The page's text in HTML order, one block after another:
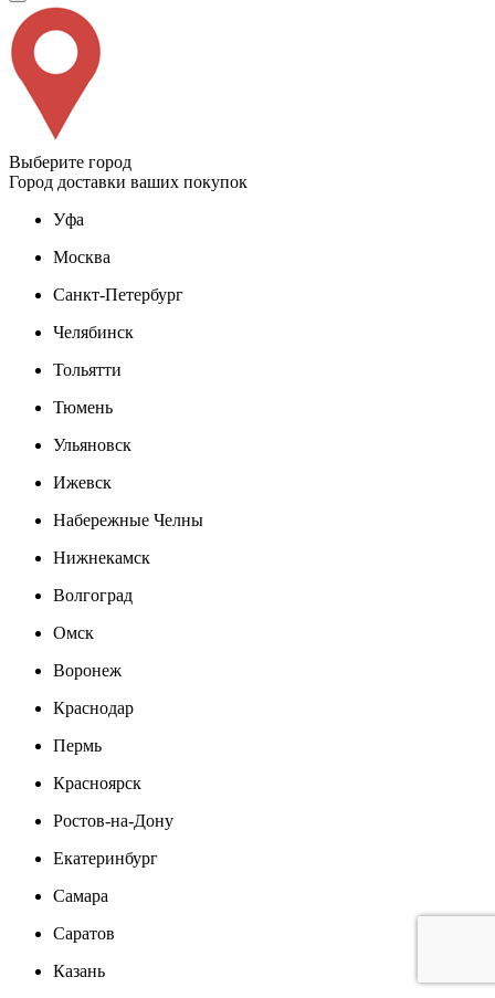
Выберите город
Город доставки ваших покупок
Уфа
Москва
Санкт-Петербург
Челябинск
Тольятти
Тюмень
Ульяновск
Ижевск
Набережные Челны
Нижнекамск
Волгоград
Омск
Воронеж
Краснодар
Пермь
Красноярск
Ростов-на-Дону
Екатеринбург
Самара
Саратов
Казань